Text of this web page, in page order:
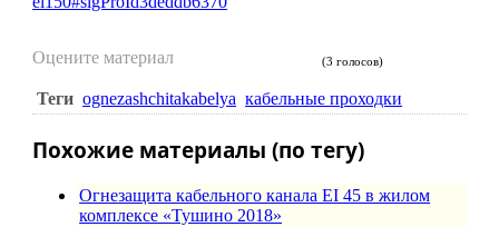
Оцените материал (3 голосов)
Теги ognezashchitakabelya кабельные проходки
Похожие материалы (по тегу)
Огнезащита кабельного канала EI 45 в жилом
комплексе «Тушино 2018»